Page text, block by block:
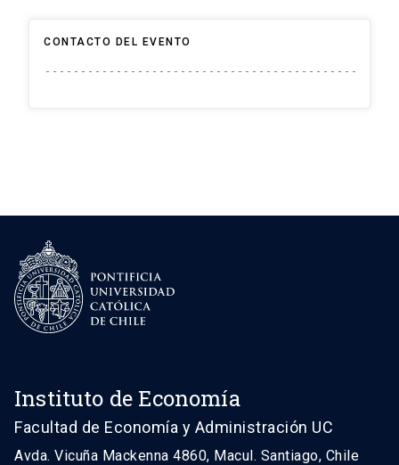
CONTACTO DEL EVENTO
Instituto de Economía
Facultad de Economía y Administración UC
Avda. Vicuña Mackenna 4860, Macul. Santiago, Chile